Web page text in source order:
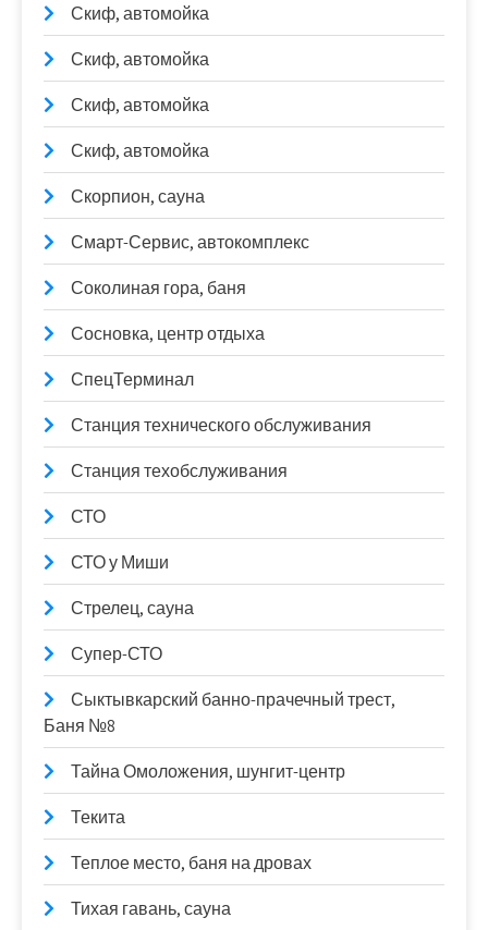
Скиф, автомойка
Скиф, автомойка
Скиф, автомойка
Скиф, автомойка
Скорпион, сауна
Смарт-Сервис, автокомплекс
Соколиная гора, баня
Сосновка, центр отдыха
СпецТерминал
Станция технического обслуживания
Станция техобслуживания
СТО
СТО у Миши
Стрелец, сауна
Супер-СТО
Сыктывкарский банно-прачечный трест,
Баня №8
Тайна Омоложения, шунгит-центр
Текита
Теплое место, баня на дровах
Тихая гавань, сауна